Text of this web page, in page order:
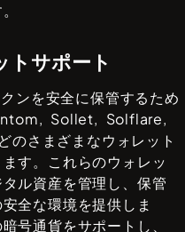
トサポート
クンを安全に保管するため
Sollet, Solflare,
のさまざまなウォレット
す。これらのウォレッ
タル資産を管理し、保管
全な環境を提供しま
号通貨をサポートし、